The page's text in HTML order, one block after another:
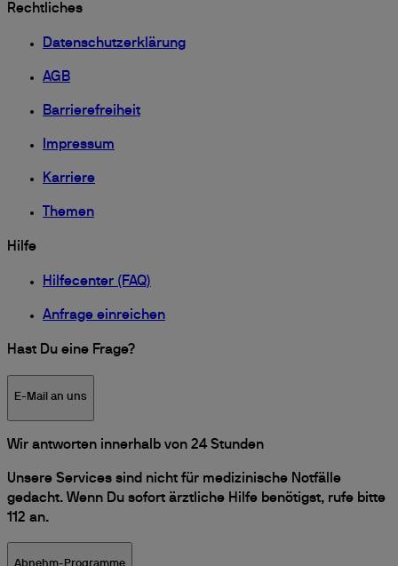
Rechtliches
Datenschutzerklärung
AGB
Barrierefreiheit
Impressum
Karriere
Themen
Hilfe
Hilfecenter (FAQ)
Anfrage einreichen
Hast Du eine Frage?
E-Mail an uns
Wir antworten innerhalb von 24 Stunden
Unsere Services sind nicht für medizinische Notfälle
gedacht. Wenn Du sofort ärztliche Hilfe benötigst, rufe bitte
112 an.